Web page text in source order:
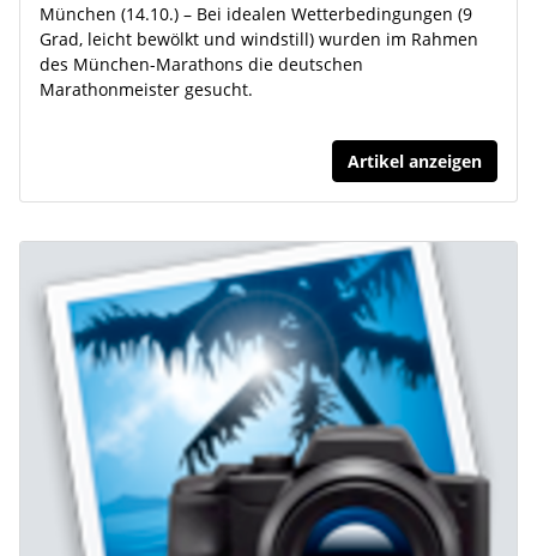
München (14.10.) – Bei idealen Wetterbedingungen (9
Grad, leicht bewölkt und windstill) wurden im Rahmen
des München-Marathons die deutschen
Marathonmeister gesucht.
Artikel anzeigen